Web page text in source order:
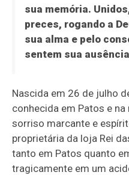
sua memória.
preces, rogando a
sua alma e pelo
sentem sua
Nascida em 26 de julho
conhecida em Patos e
sorriso marcante e
proprietária da loja Rei
tanto em Patos quanto
tragicamente em um